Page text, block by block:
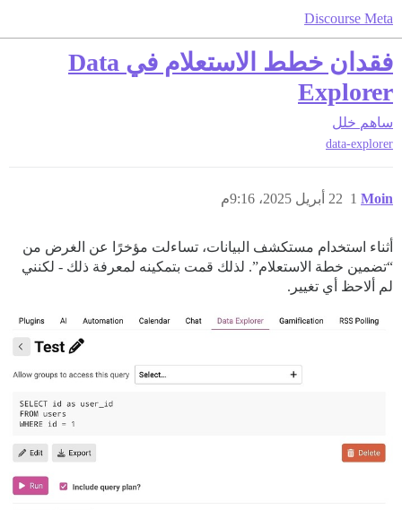
Discourse Meta
فقدان خطط الاستعلام في Data
Explorer
ساهم خلل
data-explorer
Moin 22 أبريل 2025، 9:16م 1
أثناء استخدام مستكشف البيانات، تساءلت مؤخرًا عن الغرض من
“تضمين خطة الاستعلام”. لذلك قمت بتمكينه لمعرفة ذلك - لكنني
لم ألاحظ أي تغيير.